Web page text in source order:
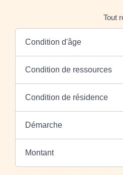
Tout
Condition d'âge
Condition de ressources
Condition de résidence
Démarche
Montant